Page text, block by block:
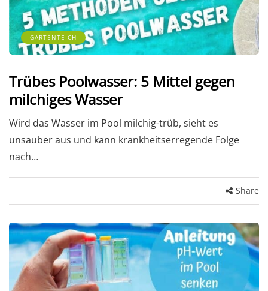
GARTENTEICH
Trübes Poolwasser: 5 Mittel gegen
milchiges Wasser
Wird das Wasser im Pool milchig-trüb, sieht es
unsauber aus und kann krankheitserregende Folge
nach…
Share